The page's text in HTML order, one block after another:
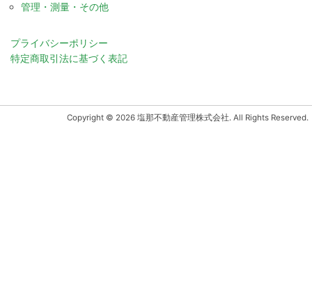
管理・測量・その他
プライバシーポリシー
特定商取引法に基づく表記
Copyright © 2026 塩那不動産管理株式会社. All Rights Reserved.